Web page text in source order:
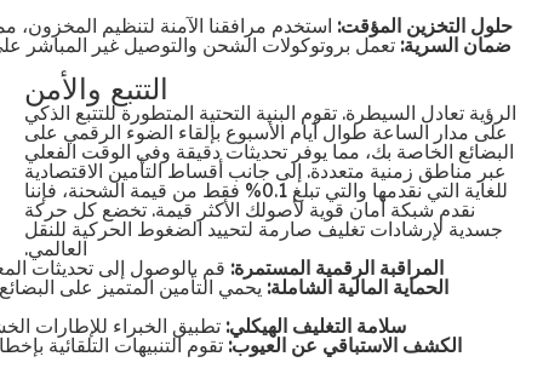
حلول التخزين المؤقت: استخدم مرافقنا الآمنة لتنظيم المخزون،
ضمان السرية: تعمل بروتوكولات الشحن والتوصيل غير المباشر
التتبع والأمن
الرؤية تعادل السيطرة. تقوم البنية التحتية المتطورة للتتبع الذكي
على مدار الساعة طوال أيام الأسبوع بإلقاء الضوء الرقمي على
البضائع الخاصة بك، مما يوفر تحديثات دقيقة وفي الوقت الفعلي
عبر مناطق زمنية متعددة. إلى جانب أقساط التأمين الاقتصادية
للغاية التي نقدمها والتي تبلغ 0.1% فقط من قيمة الشحنة، فإننا
نقدم شبكة أمان قوية لأصولك الأكثر قيمة. تخضع كل حركة
جسدية لإرشادات تغليف صارمة لتحييد الضغوط الحركية للنقل
العالمي.
المراقبة الرقمية المستمرة: قم بالوصول إلى تحديثات
الحماية المالية الشاملة: يحمي التأمين المتميز على
سلامة التغليف الهيكلي: تطبيق الخبراء للإطارات
الكشف الاستباقي عن العيوب: تقوم التنبيهات التلقائية